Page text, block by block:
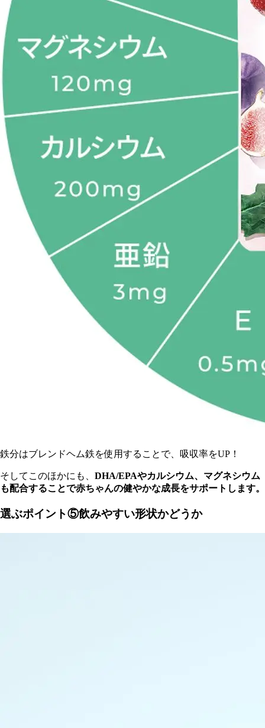
鉄分はブレンドヘム鉄を使用することで、吸収率をUP！
そしてこのほかにも、 DHA/EPAやカルシウム、マグネシウム
も配合することで赤ちゃんの健やかな成長をサポートします。
選ぶポイント⑤飲みやすい形状かどうか